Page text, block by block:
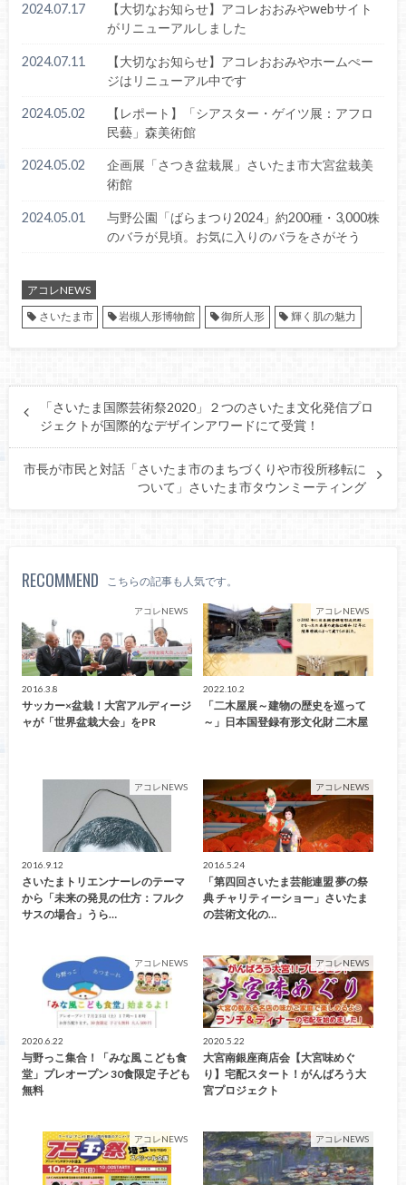
2024.07.17
【大切なお知らせ】アコレおおみやwebサイト
がリニューアルしました
2024.07.11
【大切なお知らせ】アコレおおみやホームぺー
ジはリニューアル中です
2024.05.02
【レポート】「シアスター・ゲイツ展：アフロ
民藝」森美術館
2024.05.02
企画展「さつき盆栽展」さいたま市大宮盆栽美
術館
2024.05.01
与野公園「ばらまつり2024」約200種・3,000株
のバラが見頃。お気に入りのバラをさがそう
アコレNEWS
さいたま市
岩槻人形博物館 御所人形 輝く肌の魅力
「さいたま国際芸術祭2020」２つのさいたま文化発信プロ
ジェクトが国際的なデザインアワードにて受賞！
市長が市民と対話「さいたま市のまちづくりや市役所移転に
ついて」さいたま市タウンミーティング
RECOMMEND こちらの記事も人気です。
アコレNEWS
2016.3.8
サッカー×盆栽！大宮アルディージ
ャが「世界盆栽大会」をPR
アコレNEWS
2022.10.2
「二木屋展～建物の歴史を巡って
～」日本国登録有形文化財 二木屋
アコレNEWS
2016.9.12
さいたまトリエンナーレのテーマ
から「未来の発見の仕方：フルク
サスの場合」うら…
アコレNEWS
2016.5.24
「第四回さいたま芸能連盟 夢の祭
典 チャリティーショー」さいたま
の芸術文化の…
アコレNEWS
2020.6.22
与野っこ集合！「みな風 こども食
堂」プレオープン 30食限定 子ども
無料
アコレNEWS
2020.5.22
大宮南銀座商店会【大宮味めぐ
り】宅配スタート！がんばろう大
宮プロジェクト
アコレNEWS アコレNEWS